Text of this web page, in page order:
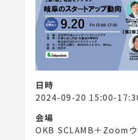
日時
2024-09-20 15:00-
会場
OKB SCLAMB＋Zoom